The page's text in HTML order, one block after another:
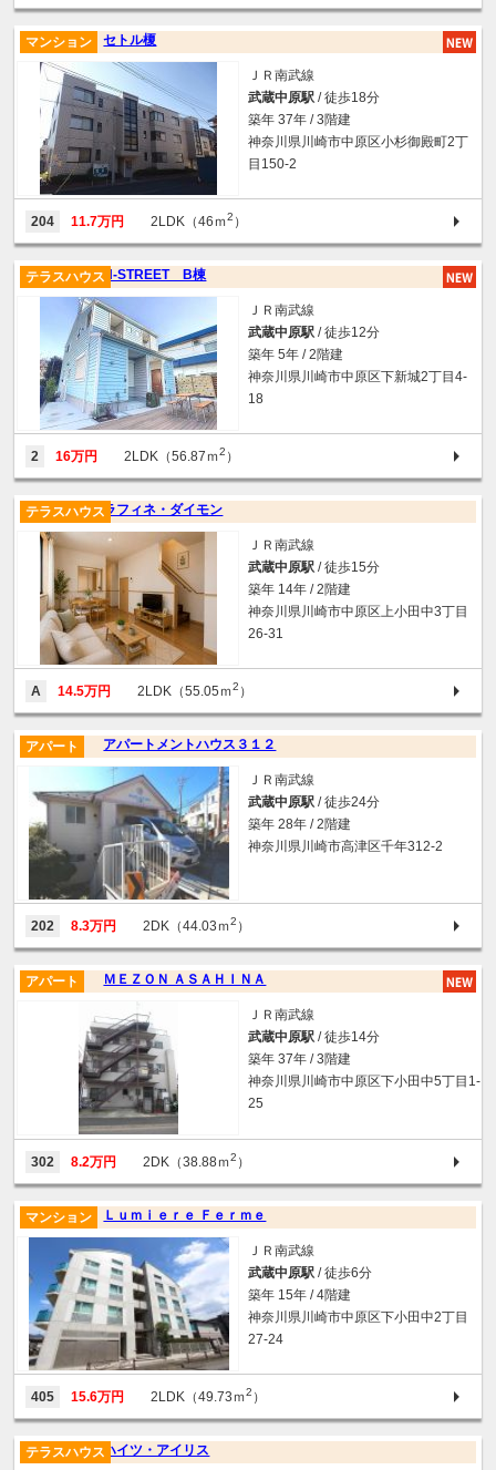
セトル榎
マンション
ＪＲ南武線
武蔵中原駅 / 徒歩18分
築年 37年 / 3階建
神奈川県川崎市中原区小杉御殿町2丁
目150-2
204 11.7万円 2LDK（46ｍ2 ）
N-STREET B棟
テラスハウス
ＪＲ南武線
武蔵中原駅 / 徒歩12分
築年 5年 / 2階建
神奈川県川崎市中原区下新城2丁目4-
18
2 16万円 2LDK（56.87ｍ2 ）
ラフィネ・ダイモン
テラスハウス
ＪＲ南武線
武蔵中原駅 / 徒歩15分
築年 14年 / 2階建
神奈川県川崎市中原区上小田中3丁目
26-31
A 14.5万円 2LDK（55.05ｍ2 ）
アパートメントハウス３１２
アパート
ＪＲ南武線
武蔵中原駅 / 徒歩24分
築年 28年 / 2階建
神奈川県川崎市高津区千年312-2
202 8.3万円 2DK（44.03ｍ2 ）
ＭＥＺＯＮ ＡＳＡＨＩＮＡ
アパート
ＪＲ南武線
武蔵中原駅 / 徒歩14分
築年 37年 / 3階建
神奈川県川崎市中原区下小田中5丁目1-
25
302 8.2万円 2DK（38.88ｍ2 ）
Ｌｕｍｉｅｒｅ Ｆｅｒｍｅ
マンション
ＪＲ南武線
武蔵中原駅 / 徒歩6分
築年 15年 / 4階建
神奈川県川崎市中原区下小田中2丁目
27-24
405 15.6万円 2LDK（49.73ｍ2 ）
ハイツ・アイリス
テラスハウス